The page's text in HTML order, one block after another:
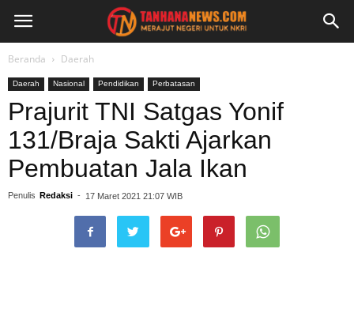
Beranda Daerah
Daerah Nasional Pendidikan Perbatasan
Prajurit TNI Satgas Yonif
131/Braja Sakti Ajarkan
Pembuatan Jala Ikan
Penulis Redaksi - 17 Maret 2021 21:07 WIB